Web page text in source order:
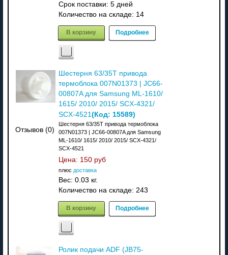
Срок поставки: 5 дней
Количество на складе: 14
В корзину Подробнее
Отзывов (0)
Шестерня 63/35T привода
термоблока 007N01373 | JC66-
00807A для Samsung ML-1610/
1615/ 2010/ 2015/ SCX-4321/
SCX-4521 (Код: 15589)
Шестерня 63/35T привода термоблока
007N01373 | JC66-00807A для Samsung
ML-1610/ 1615/ 2010/ 2015/ SCX-4321/
SCX-4521
Цена: 150 руб
плюс доставка
Вес: 0.03 кг.
Количество на складе: 243
В корзину Подробнее
Ролик подачи ADF (JB75-